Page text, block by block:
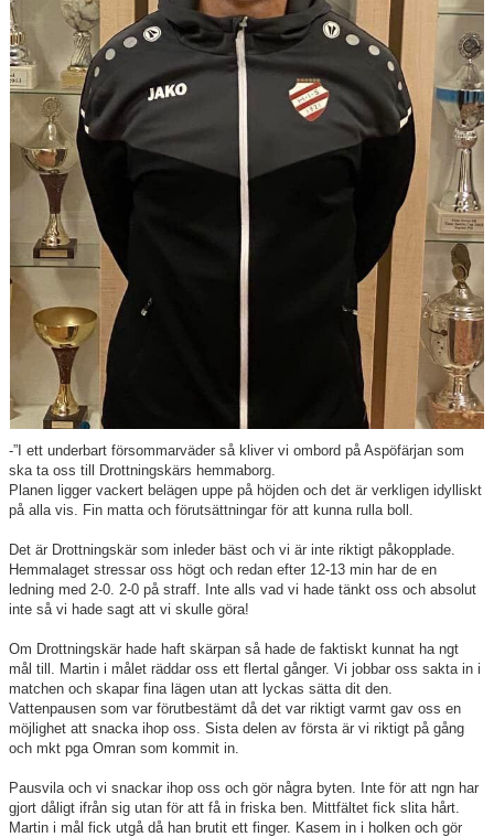
Gölarundan
Styrelse Högadals IS
Hyra Klubbstuga
-”I ett underbart försommarväder så kliver vi ombord på Aspöfärjan som
ska ta oss till Drottningskärs hemmaborg.
Planen ligger vackert belägen uppe på höjden och det är verkligen idylliskt
på alla vis. Fin matta och förutsättningar för att kunna rulla boll.
Det är Drottningskär som inleder bäst och vi är inte riktigt påkopplade.
Hemmalaget stressar oss högt och redan efter 12-13 min har de en
ledning med 2-0. 2-0 på straff. Inte alls vad vi hade tänkt oss och absolut
inte så vi hade sagt att vi skulle göra!
Om Drottningskär hade haft skärpan så hade de faktiskt kunnat ha ngt
mål till. Martin i målet räddar oss ett flertal gånger. Vi jobbar oss sakta in i
matchen och skapar fina lägen utan att lyckas sätta dit den.
Vattenpausen som var förutbestämt då det var riktigt varmt gav oss en
möjlighet att snacka ihop oss. Sista delen av första är vi riktigt på gång
och mkt pga Omran som kommit in.
Pausvila och vi snackar ihop oss och gör några byten. Inte för att ngn har
gjort dåligt ifrån sig utan för att få in friska ben. Mittfältet fick slita hårt.
Martin i mål fick utgå då han brutit ett finger. Kasem in i holken och gör